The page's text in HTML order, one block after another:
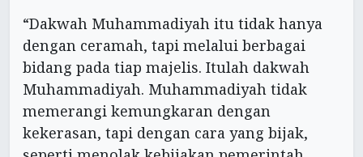
“Dakwah Muhammadiyah itu tidak hanya
dengan ceramah, tapi melalui berbagai
bidang pada tiap majelis. Itulah dakwah
Muhammadiyah. Muhammadiyah tidak
memerangi kemungkaran dengan
kekerasan, tapi dengan cara yang bijak,